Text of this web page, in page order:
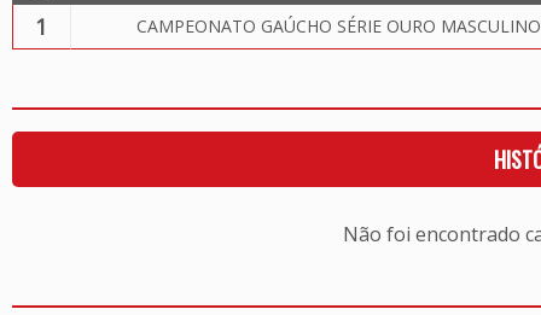
1 CAMPEONATO GAÚCHO SÉRIE OURO
Não foi encontrado